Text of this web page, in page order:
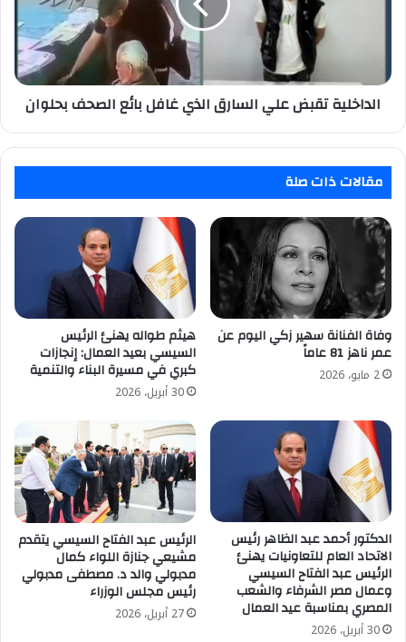
بحلوان
الداخلية تقبض علي السارق الذي غافل بائع الصحف بحلوان
مقالات ذات صلة
وفاة الفنانة سهير زكي اليوم عن
عمر ناهز 81 عاماً
2 مايو، 2026
هيثم طواله يهنئ الرئيس
السيسي بعيد العمال: إنجازات
كبري في مسيرة البناء والتنمية
30 أبريل، 2026
الدكتور أحمد عبد الظاهر رئيس
الاتحاد العام للتعاونيات يهنئ
الرئيس عبد الفتاح السيسي
وعمال مصر الشرفاء والشعب
المصري بمناسبة عيد العمال
30 أبريل، 2026
الرئيس عبد الفتاح السيسي يتقدم
مشيعي جنازة اللواء كمال
مدبولي والد د. مصطفى مدبولي
رئيس مجلس الوزراء
27 أبريل، 2026